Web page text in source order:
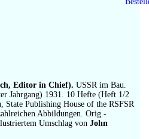
Editor in Chief). USSR im Bau.
Jahrgang) 1931. 10 Hefte (Heft 1/2
State Publishing House of the RSFSR
Abbildungen. Orig.-
Umschlag von John